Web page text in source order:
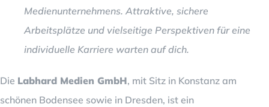
Medienunternehmens. Attraktive, sichere
Arbeitsplätze und vielseitige Perspektiven für eine
individuelle Karriere warten auf dich.
Die Labhard Medien GmbH, mit Sitz in Konstanz am
schönen Bodensee sowie in Dresden, ist ein